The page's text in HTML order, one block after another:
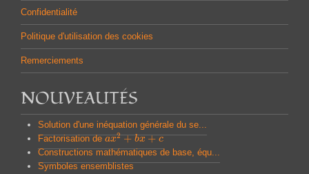
Confidentialité
Politique d'utilisation des cookies
Remerciements
NOUVEAUTÉS
Solution d'une inéquation générale du se...
Factorisation deax2 + bx + c
ax2+bx +c
Constructions mathématiques de base, équ...
Symboles ensemblistes